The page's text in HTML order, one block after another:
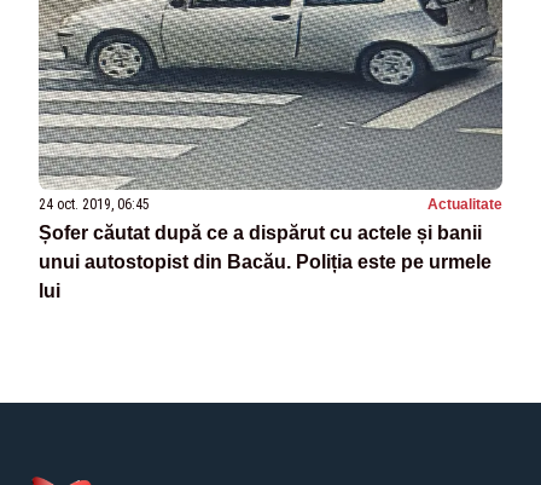
24 oct. 2019, 06:45 Actualitate
Șofer căutat după ce a dispărut cu actele și banii
unui autostopist din Bacău. Poliția este pe urmele
lui